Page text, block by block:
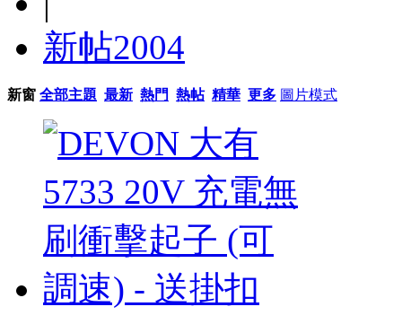
新帖2004
新窗 全部主題 最新 熱門 熱帖 精華 更多 圖片模式